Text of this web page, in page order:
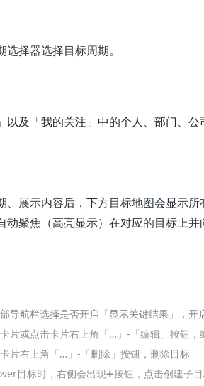
择器选择目标周期。
及「我的关注」中的个人、部门、公
、展示内容后，下方目标地图会显示
动聚焦（高亮显示）在对应的目标上
导航栏选择是否开启「显示关键结果」，开
片或点击卡片右上角「…」-「编辑」按钮，
片右上角「…」-「删除」按钮，删除目标
目标时，右侧会出现➕按钮，点击创建子